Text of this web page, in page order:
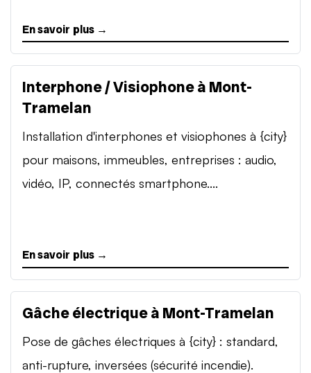
En savoir plus →
Interphone / Visiophone à Mont-
Tramelan
Installation d'interphones et visiophones à {city}
pour maisons, immeubles, entreprises : audio,
vidéo, IP, connectés smartphone....
En savoir plus →
Gâche électrique à Mont-Tramelan
Pose de gâches électriques à {city} : standard,
anti-rupture, inversées (sécurité incendie).